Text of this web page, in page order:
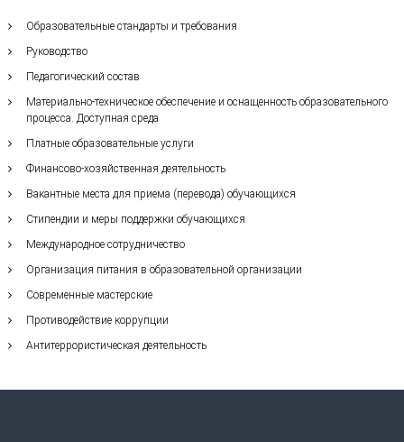
Образовательные стандарты и требования
Руководство
Педагогический состав
Материально-техническое обеспечение и оснащенность образовательного
процесса. Доступная среда
Платные образовательные услуги
Финансово-хозяйственная деятельность
Вакантные места для приема (перевода) обучающихся
Стипендии и меры поддержки обучающихся
Международное сотрудничество
Организация питания в образовательной организации
Современные мастерские
Противодействие коррупции
Антитеррористическая деятельность